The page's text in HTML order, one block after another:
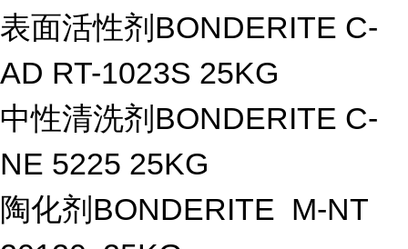
表面活性剂BONDERITE C-
AD RT-1023S 25KG
中性清洗剂BONDERITE C-
NE 5225 25KG
陶化剂BONDERITE M-NT